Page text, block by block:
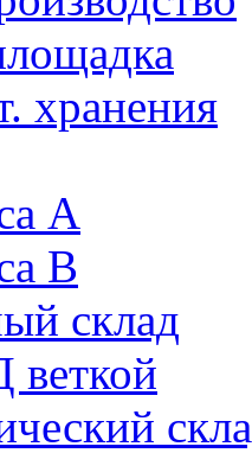
хранения
A
B
склад